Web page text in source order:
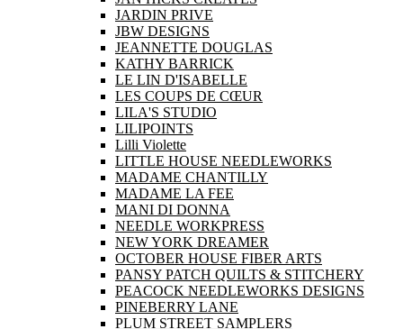
JARDIN PRIVE
JBW DESIGNS
JEANNETTE DOUGLAS
KATHY BARRICK
LE LIN D'ISABELLE
LES COUPS DE CŒUR
LILA'S STUDIO
LILIPOINTS
Lilli Violette
LITTLE HOUSE NEEDLEWORKS
MADAME CHANTILLY
MADAME LA FEE
MANI DI DONNA
NEEDLE WORKPRESS
NEW YORK DREAMER
OCTOBER HOUSE FIBER ARTS
PANSY PATCH QUILTS & STITCHERY
PEACOCK NEEDLEWORKS DESIGNS
PINEBERRY LANE
PLUM STREET SAMPLERS